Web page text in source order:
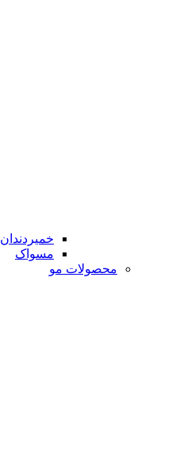
خمیردندان
مسواک
محصولات مو